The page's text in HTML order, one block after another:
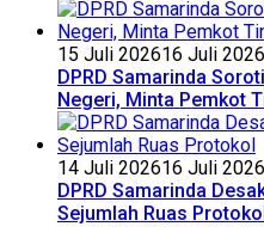
15 Juli 202616 Juli 2026
DPRD Samarinda
Negeri, Minta Pemkot
14 Juli 202616 Juli 2026
DPRD Samarinda
Sejumlah Ruas